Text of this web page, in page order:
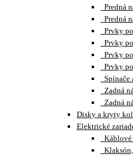
Predná
Predná
Prvky
Prvky
Prvky
Prvky
Spínače
Zadná
Zadná
Disky a kryty
Elektrické